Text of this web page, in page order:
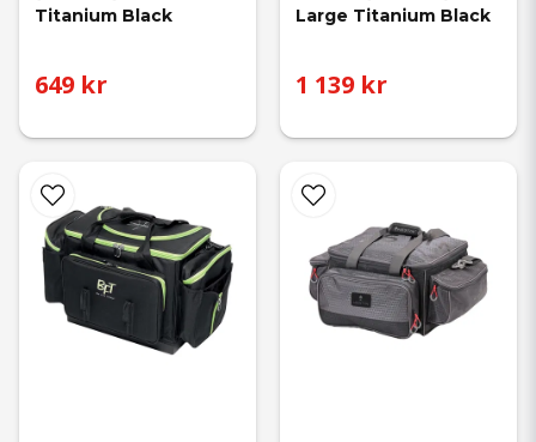
Titanium Black
649 kr
Large Titanium Black
1 139 kr